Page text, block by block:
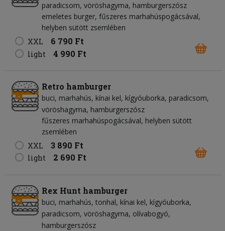
paradicsom vöröshagyma hamburgerszósz
emeletes burger, fűszeres marhahúspogácsával,
helyben sütött zsemlében
XXL
6 790 Ft
light 4 990 Ft
Retro hamburger
buci marhahús kínai kel kígyóuborka paradicsom
vöröshagyma hamburgerszósz
fűszeres marhahúspogácsával, helyben sütött
zsemlében
XXL
3 890 Ft
light 2 690 Ft
Rex Hunt hamburger
buci marhahús tonhal kínai kel kígyóuborka
paradicsom vöröshagyma olívabogyó
hamburgerszósz